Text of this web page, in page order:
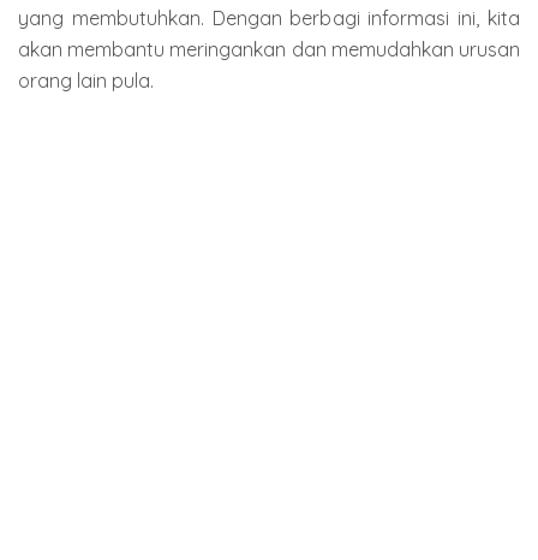
yang membutuhkan. Dengan berbagi informasi ini, kita
akan membantu meringankan dan memudahkan urusan
orang lain pula.